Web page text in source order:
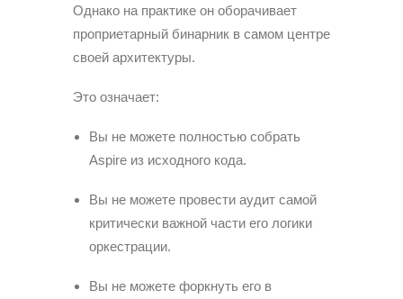
Однако на практике он оборачивает
проприетарный бинарник в самом центре
своей архитектуры.
Это означает:
Вы не можете полностью собрать
Aspire из исходного кода.
Вы не можете провести аудит самой
критически важной части его логики
оркестрации.
Вы не можете форкнуть его в